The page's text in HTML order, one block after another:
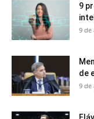
9
9 de
de
9 de